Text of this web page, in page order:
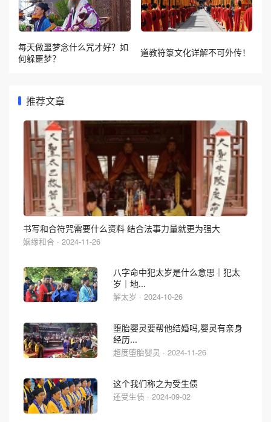
每天做噩梦念什么咒才好？如
何躲噩梦？
道教符箓文化详解不可外传！
推荐文章
书写和合符咒需要什么资料 结合法事力量就更为强大
姻缘和合 · 2024-11-26
八字命中犯太岁是什么意思｜犯太
岁｜地...
解太岁 · 2024-10-26
堕胎婴灵要帮他结婚吗,婴灵有亲身
经历...
超度堕胎婴灵 · 2024-11-26
这个我们称之为受生债
还受生债 · 2024-09-02